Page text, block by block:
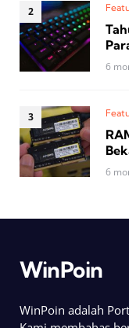
6
6
WinPoin
WinPoin adalah